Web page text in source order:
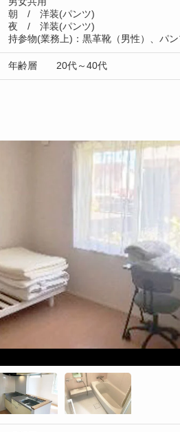
朝 / 洋装(パンツ)
夜 / 洋装(パンツ)
持参物(業務上)：黒革靴（男性）、パン
年齢層 20代～40代